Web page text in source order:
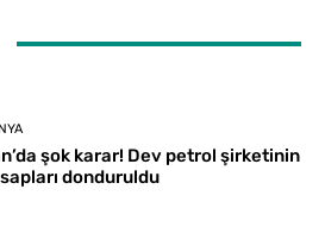
şok karar! Dev petrol şirketinin
donduruldu